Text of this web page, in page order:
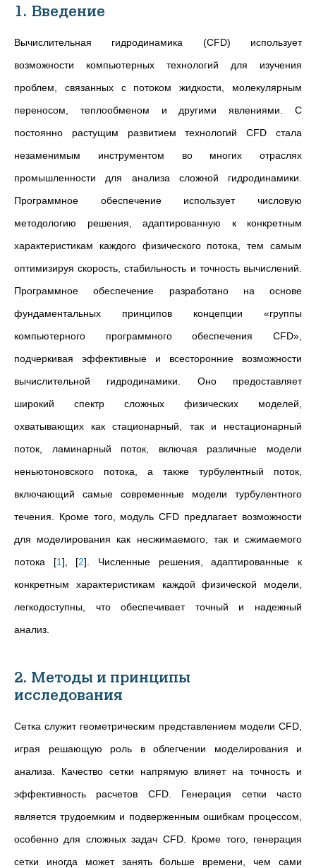
1. Введение
Вычислительная гидродинамика (CFD) использует
возможности компьютерных технологий для изучения
проблем, связанных с потоком жидкости, молекулярным
переносом, теплообменом и другими явлениями. С
постоянно растущим развитием технологий CFD стала
незаменимым инструментом во многих отраслях
промышленности для анализа сложной гидродинамики.
Программное обеспечение использует числовую
методологию решения, адаптированную к конкретным
характеристикам каждого физического потока, тем самым
оптимизируя скорость, стабильность и точность вычислений.
Программное обеспечение разработано на основе
фундаментальных принципов концепции «группы
компьютерного программного обеспечения CFD»,
подчеркивая эффективные и всесторонние возможности
вычислительной гидродинамики. Оно предоставляет
широкий спектр сложных физических моделей,
охватывающих как стационарный, так и нестационарный
поток, ламинарный поток, включая различные модели
неньютоновского потока, а также турбулентный поток,
включающий самые современные модели турбулентного
течения. Кроме того, модуль CFD предлагает возможности
для моделирования как несжимаемого, так и сжимаемого
потока [1] [2] . Численные решения, адаптированные к
конкретным характеристикам каждой физической модели,
легкодоступны, что обеспечивает точный и надежный
анализ.
2. Методы и принципы
исследования
Сетка служит геометрическим представлением модели CFD,
играя решающую роль в облегчении моделирования и
анализа. Качество сетки напрямую влияет на точность и
эффективность расчетов CFD. Генерация сетки часто
является трудоемким и подверженным ошибкам процессом,
особенно для сложных задач CFD. Кроме того, генерация
сетки иногда может занять больше времени, чем сами